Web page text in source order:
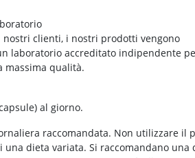
nostri clienti, i nostri prodotti vengono
laboratorio accreditato indipendente
massima qualità.
al giorno.
raccomandata. Non utilizzare il
una dieta variata. Si raccomandano una